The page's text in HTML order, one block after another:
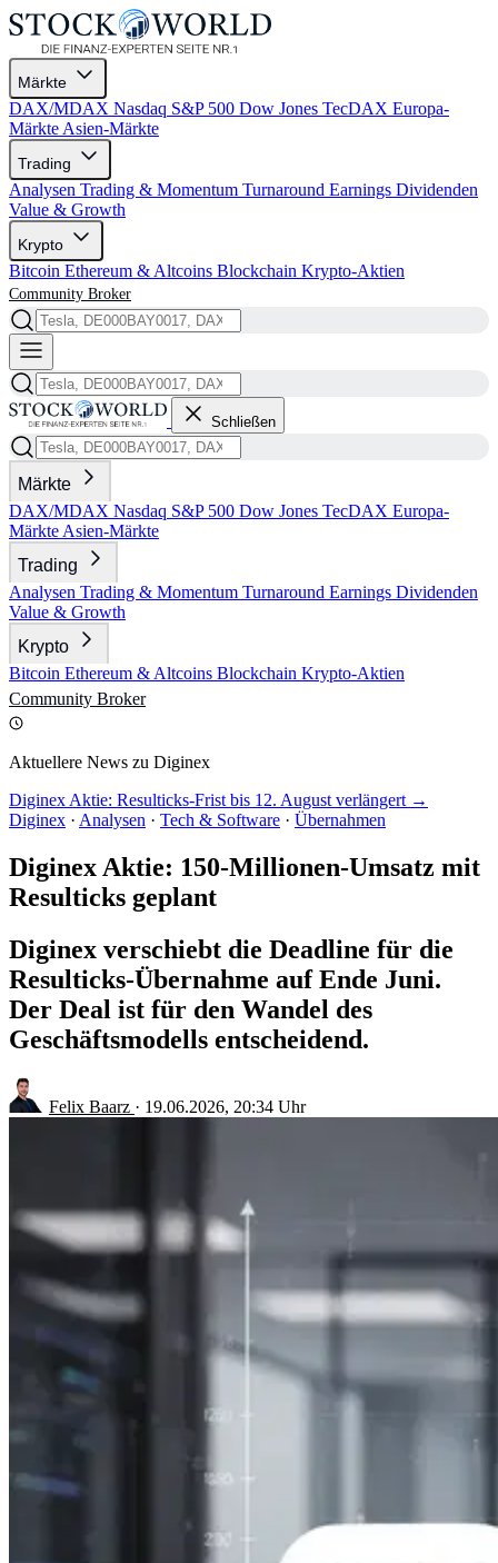
Märkte
DAX/MDAX Nasdaq S&P 500 Dow Jones TecDAX Europa-
Märkte Asien-Märkte
Trading
Analysen Trading & Momentum Turnaround Earnings Dividenden
Value & Growth
Krypto
Bitcoin Ethereum & Altcoins Blockchain Krypto-Aktien
Community Broker
Schließen
Märkte
DAX/MDAX Nasdaq S&P 500 Dow Jones TecDAX Europa-
Märkte Asien-Märkte
Trading
Analysen Trading & Momentum Turnaround Earnings Dividenden
Value & Growth
Krypto
Bitcoin Ethereum & Altcoins Blockchain Krypto-Aktien
Community Broker
Aktuellere News zu Diginex
Diginex Aktie: Resulticks-Frist bis 12. August verlängert →
Diginex · Analysen · Tech & Software · Übernahmen
Diginex Aktie: 150-Millionen-Umsatz mit
Resulticks geplant
Diginex verschiebt die Deadline für die
Resulticks-Übernahme auf Ende Juni.
Der Deal ist für den Wandel des
Geschäftsmodells entscheidend.
Felix Baarz · 19.06.2026, 20:34 Uhr